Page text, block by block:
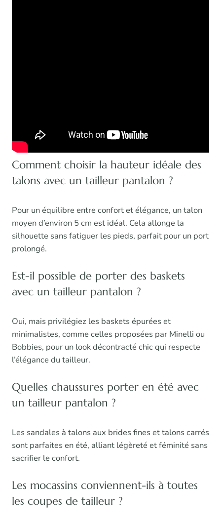
Comment choisir la hauteur idéale des
talons avec un tailleur pantalon ?
Pour un équilibre entre confort et élégance, un talon
moyen d’environ 5 cm est idéal. Cela allonge la
silhouette sans fatiguer les pieds, parfait pour un port
prolongé.
Est-il possible de porter des baskets
avec un tailleur pantalon ?
Oui, mais privilégiez les baskets épurées et
minimalistes, comme celles proposées par Minelli ou
Bobbies, pour un look décontracté chic qui respecte
l’élégance du tailleur.
Quelles chaussures porter en été avec
un tailleur pantalon ?
Les sandales à talons aux brides fines et talons carrés
sont parfaites en été, alliant légèreté et féminité sans
sacrifier le confort.
Les mocassins conviennent-ils à toutes
les coupes de tailleur ?